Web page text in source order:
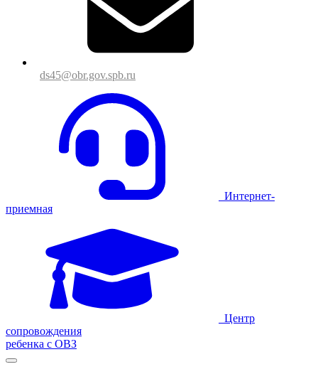
ds45@obr.gov.spb.ru
Интернет-
приемная
Центр
сопровождения
ребенка с ОВЗ